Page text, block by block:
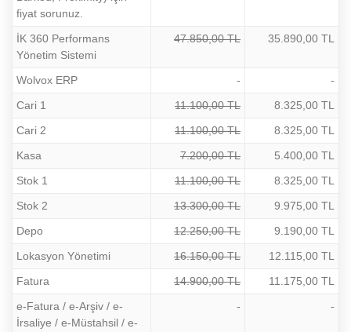
fiyat sorunuz.
İK 360 Performans
Yönetim Sistemi
47.850,00 TL 35.890,00 TL
Wolvox ERP -
-
Cari 1
11.100,00 TL
8.325,00 TL
Cari 2
11.100,00 TL
8.325,00 TL
Kasa
7.200,00 TL
5.400,00 TL
Stok 1
11.100,00 TL
8.325,00 TL
Stok 2
13.300,00 TL
9.975,00 TL
Depo
12.250,00 TL
9.190,00 TL
Lokasyon Yönetimi
16.150,00 TL
12.115,00 TL
Fatura
14.900,00 TL
11.175,00 TL
e-Fatura / e-Arşiv / e-
İrsaliye / e-Müstahsil / e-
- -